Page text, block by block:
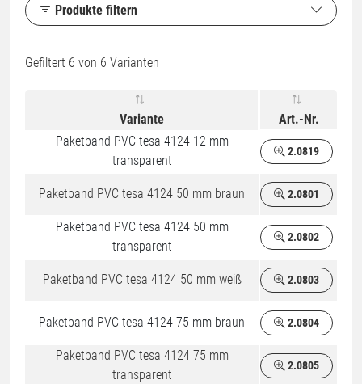
Produkte filtern
Gefiltert 6 von 6 Varianten
Variante
Art.-Nr.
Paketband PVC tesa 4124 12 mm
transparent
2.0819
Paketband PVC tesa 4124 50 mm braun 2.0801
Paketband PVC tesa 4124 50 mm
transparent
2.0802
Paketband PVC tesa 4124 50 mm weiß 2.0803
Paketband PVC tesa 4124 75 mm braun 2.0804
Paketband PVC tesa 4124 75 mm
transparent
2.0805